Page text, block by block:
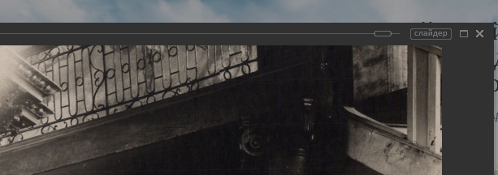
Виртуальный
Новомучеников и
Земли
Сайт создан по благословлению митрополита
и Холмогорского Даниила
слайдер